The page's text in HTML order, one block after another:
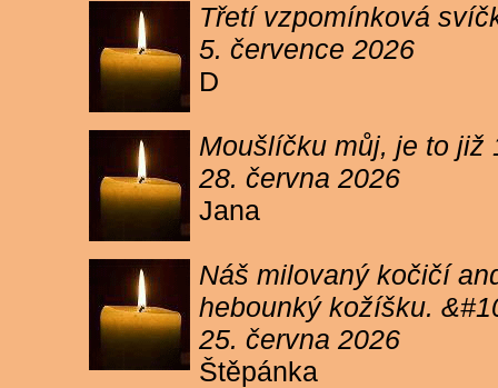
Třetí vzpomínková
5. července 2026
D
Moušlíčku můj, je to již
28. června 2026
Jana
Náš milovaný kočičí
hebounký kožíšku.
25. června 2026
Štěpánka